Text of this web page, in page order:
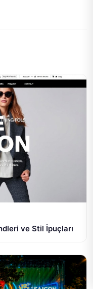
ve Stil İpuçları